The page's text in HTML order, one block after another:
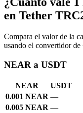
en Tether
Compara el valor de la
usando el convertidor de
NEAR a USDT
NEAR
USDT
0.001 NEAR —
0.005 NEAR —